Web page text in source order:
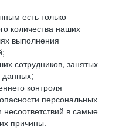
есть только
количества наших
выполнения
сотрудников, занятых
данных;
контроля
персональных
в самые
причины.